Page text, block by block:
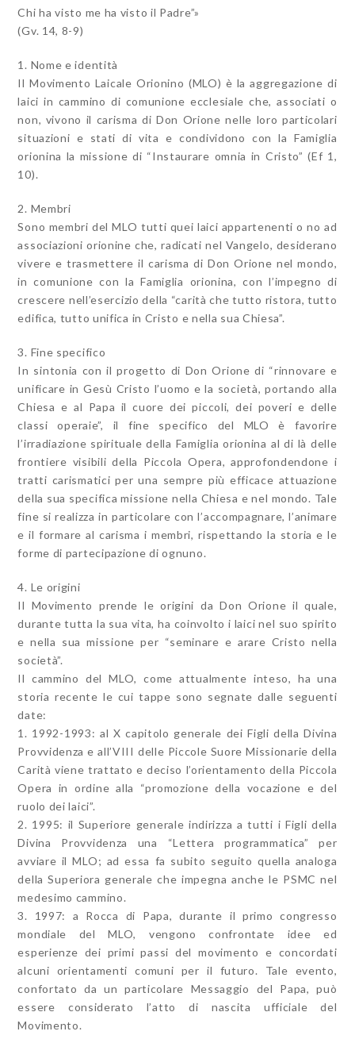
Chi ha visto me ha visto il Padre”»
(Gv. 14, 8-9)
1. Nome e identità
Il Movimento Laicale Orionino (MLO) è la aggregazione di
laici in cammino di comunione ecclesiale che, associati o
non, vivono il carisma di Don Orione nelle loro particolari
situazioni e stati di vita e condividono con la Famiglia
orionina la missione di “Instaurare omnia in Cristo” (Ef 1,
10).
2. Membri
Sono membri del MLO tutti quei laici appartenenti o no ad
associazioni orionine che, radicati nel Vangelo, desiderano
vivere e trasmettere il carisma di Don Orione nel mondo,
in comunione con la Famiglia orionina, con l’impegno di
crescere nell’esercizio della “carità che tutto ristora, tutto
edifica, tutto unifica in Cristo e nella sua Chiesa”.
3. Fine specifico
In sintonia con il progetto di Don Orione di “rinnovare e
unificare in Gesù Cristo l’uomo e la società, portando alla
Chiesa e al Papa il cuore dei piccoli, dei poveri e delle
classi operaie”, il fine specifico del MLO è favorire
l’irradiazione spirituale della Famiglia orionina al di là delle
frontiere visibili della Piccola Opera, approfondendone i
tratti carismatici per una sempre più efficace attuazione
della sua specifica missione nella Chiesa e nel mondo. Tale
fine si realizza in particolare con l’accompagnare, l’animare
e il formare al carisma i membri, rispettando la storia e le
forme di partecipazione di ognuno.
4. Le origini
Il Movimento prende le origini da Don Orione il quale,
durante tutta la sua vita, ha coinvolto i laici nel suo spirito
e nella sua missione per “seminare e arare Cristo nella
società”.
Il cammino del MLO, come attualmente inteso, ha una
storia recente le cui tappe sono segnate dalle seguenti
date:
1. 1992-1993: al X capitolo generale dei Figli della Divina
Provvidenza e all’VIII delle Piccole Suore Missionarie della
Carità viene trattato e deciso l’orientamento della Piccola
Opera in ordine alla “promozione della vocazione e del
ruolo dei laici”.
2. 1995: il Superiore generale indirizza a tutti i Figli della
Divina Provvidenza una “Lettera programmatica” per
avviare il MLO; ad essa fa subito seguito quella analoga
della Superiora generale che impegna anche le PSMC nel
medesimo cammino.
3. 1997: a Rocca di Papa, durante il primo congresso
mondiale del MLO, vengono confrontate idee ed
esperienze dei primi passi del movimento e concordati
alcuni orientamenti comuni per il futuro. Tale evento,
confortato da un particolare Messaggio del Papa, può
essere considerato l’atto di nascita ufficiale del
Movimento.